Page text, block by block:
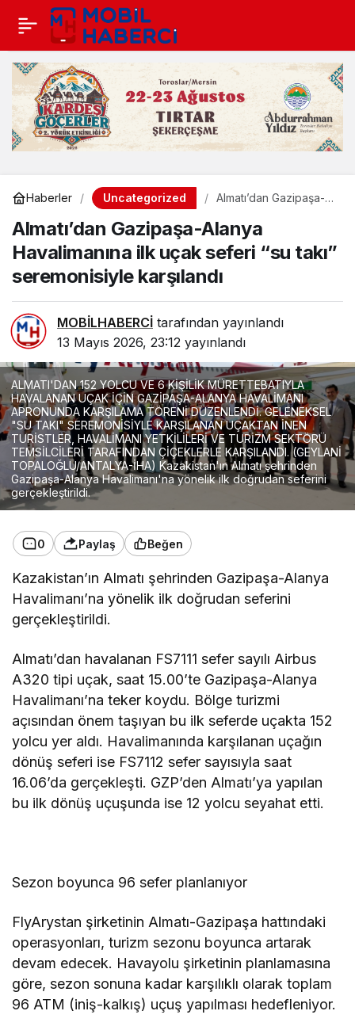
Haberler Uncategorized
Almatı’dan Gazipaşa-
ilk uçak seferi “su takı”
seremonisiyle
karşılandı
Almatı’dan Gazipaşa-Alanya
Havalimanına ilk uçak seferi “su takı”
seremonisiyle karşılandı
MOBİLHABERCİ tarafından yayınlandı
13 Mayıs 2026, 23:12 yayınlandı
ALMATI'DAN 152 YOLCU VE 6 KİŞİLİK MÜRETTEBATIYLA
HAVALANAN UÇAK İÇİN GAZİPAŞA-ALANYA HAVALİMANI
APRONUNDA KARŞILAMA TÖRENİ DÜZENLENDİ. GELENEKSEL
"SU TAKI" SEREMONİSİYLE KARŞILANAN UÇAKTAN İNEN
TURİSTLER, HAVALİMANI YETKİLİLERİ VE TURİZM SEKTÖRÜ
TEMSİLCİLERİ TARAFINDAN ÇİÇEKLERLE KARŞILANDI. (GEYLANİ
TOPALOĞLU/ANTALYA-İHA) Kazakistan'ın Almatı şehrinden
Gazipaşa-Alanya Havalimanı'na yönelik ilk doğrudan seferini
gerçekleştirildi.
0 Paylaş Beğen
Kazakistan’ın Almatı şehrinden Gazipaşa-Alanya
Havalimanı’na yönelik ilk doğrudan seferini
gerçekleştirildi.
Almatı’dan havalanan FS7111 sefer sayılı Airbus
A320 tipi uçak, saat 15.00’te Gazipaşa-Alanya
Havalimanı’na teker koydu. Bölge turizmi
açısından önem taşıyan bu ilk seferde uçakta 152
yolcu yer aldı. Havalimanında karşılanan uçağın
dönüş seferi ise FS7112 sefer sayısıyla saat
16.06’da gerçekleşti. GZP’den Almatı’ya yapılan
bu ilk dönüş uçuşunda ise 12 yolcu seyahat etti.
Sezon boyunca 96 sefer planlanıyor
FlyArystan şirketinin Almatı-Gazipaşa hattındaki
operasyonları, turizm sezonu boyunca artarak
devam edecek. Havayolu şirketinin planlamasına
göre, sezon sonuna kadar karşılıklı olarak toplam
96 ATM (iniş-kalkış) uçuş yapılması hedefleniyor.